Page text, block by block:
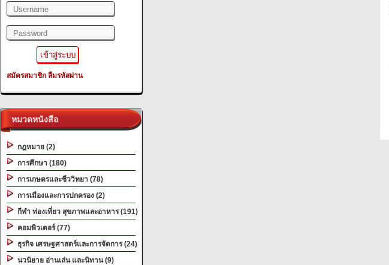
สมัครสมาชิก ลืมรหัสผ่าน
หมวดหนังสือ
กฎหมาย (2)
การศึกษา (180)
การเกษตรและชีววิทยา (78)
การเมืองและการปกครอง (2)
กีฬา ท่องเที่ยว สุขภาพและอาหาร (191)
คอมพิวเตอร์ (77)
ธุรกิจ เศรษฐศาสตร์และการจัดการ (24)
นวนิยาย อ่านเล่น และนิทาน (9)